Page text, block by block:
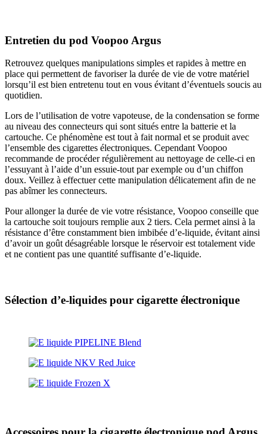
Entretien du pod Voopoo Argus
Retrouvez quelques manipulations simples et rapides à mettre en
place qui permettent de favoriser la durée de vie de votre matériel
lorsqu’il est bien entretenu tout en vous évitant d’éventuels soucis au
quotidien.
Lors de l’utilisation de votre vapoteuse, de la condensation se forme
au niveau des connecteurs qui sont situés entre la batterie et la
cartouche. Ce phénomène est tout à fait normal et se produit avec
l’ensemble des cigarettes électroniques. Cependant Voopoo
recommande de procéder régulièrement au nettoyage de celle-ci en
l’essuyant à l’aide d’un essuie-tout par exemple ou d’un chiffon
doux. Veillez à effectuer cette manipulation délicatement afin de ne
pas abîmer les connecteurs.
Pour allonger la durée de vie votre résistance, Voopoo conseille que
la cartouche soit toujours remplie aux 2 tiers. Cela permet ainsi à la
résistance d’être constamment bien imbibée d’e-liquide, évitant ainsi
d’avoir un goût désagréable lorsque le réservoir est totalement vide
et ne contient pas une quantité suffisante d’e-liquide.
Sélection d’e-liquides pour cigarette électronique